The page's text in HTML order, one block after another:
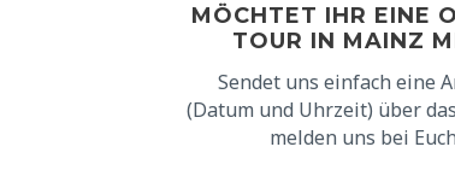
MÖCHTET IHR EINE
TOUR IN MAINZ
Sendet uns einfach eine
(Datum und Uhrzeit) über das
melden uns bei